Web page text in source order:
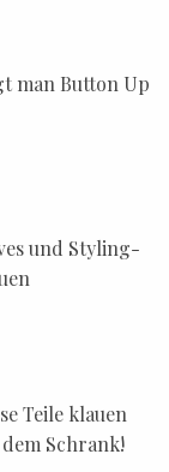
man Button Up
und Styling-
Teile klauen
Schrank!